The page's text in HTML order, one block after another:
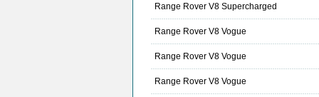
Range Rover V8 Supercharged
Range Rover V8 Vogue
Range Rover V8 Vogue
Range Rover V8 Vogue